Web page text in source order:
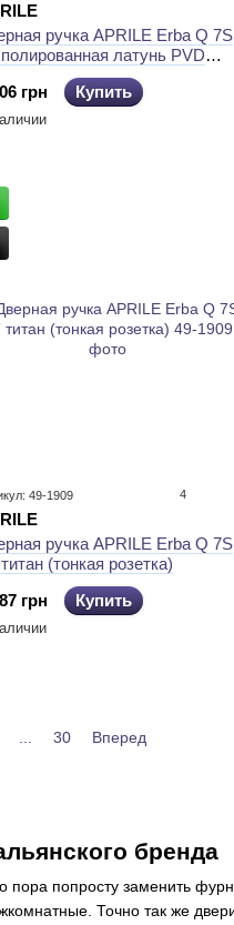
бренда
попросту заменить
Точно так же
ручка APRILE Erba Q 7S
латунь PVD
розетка)
грн
Купить
49-1909 4
ручка APRILE Erba Q 7S
(тонкая розетка)
грн
Купить
30 Вперед